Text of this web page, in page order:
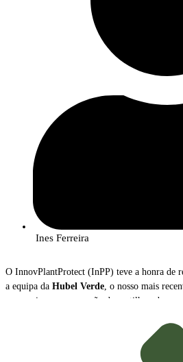
Ines Ferreira
O InnovPlantProtect (InPP) teve a honra de
a equipa da Hubel Verde, o nosso mais
proporcionou uma sessão de partilha sobre as
, Diretor